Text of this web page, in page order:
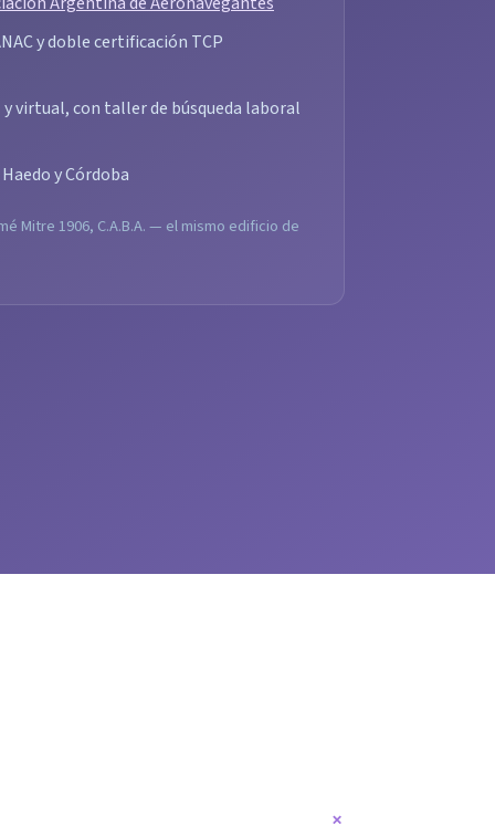
y doble certificación TCP
virtual, con taller de búsqueda laboral
y Córdoba
Mitre 1906, C.A.B.A. — el mismo edificio de